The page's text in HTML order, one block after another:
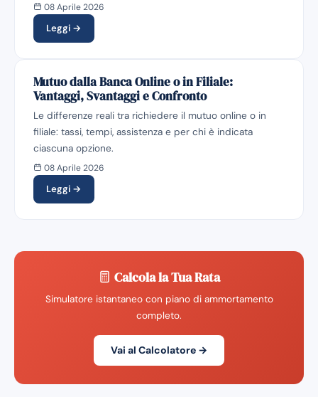
08 Aprile 2026
Leggi →
Mutuo dalla Banca Online o in Filiale:
Vantaggi, Svantaggi e Confronto
Le differenze reali tra richiedere il mutuo online o in
filiale: tassi, tempi, assistenza e per chi è indicata
ciascuna opzione.
08 Aprile 2026
Leggi →
Calcola la Tua Rata
Simulatore istantaneo con piano di ammortamento
completo.
Vai al Calcolatore →